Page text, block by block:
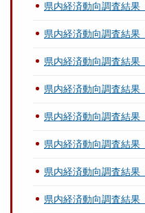
県内経済動向調査結果
県内経済動向調査結果
県内経済動向調査結果
県内経済動向調査結果
県内経済動向調査結果
県内経済動向調査結果
県内経済動向調査結果
県内経済動向調査結果